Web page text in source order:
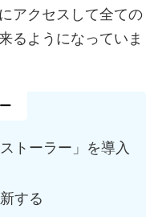
アクセスして全ての
るようになっていま
トーラー」を導入
する